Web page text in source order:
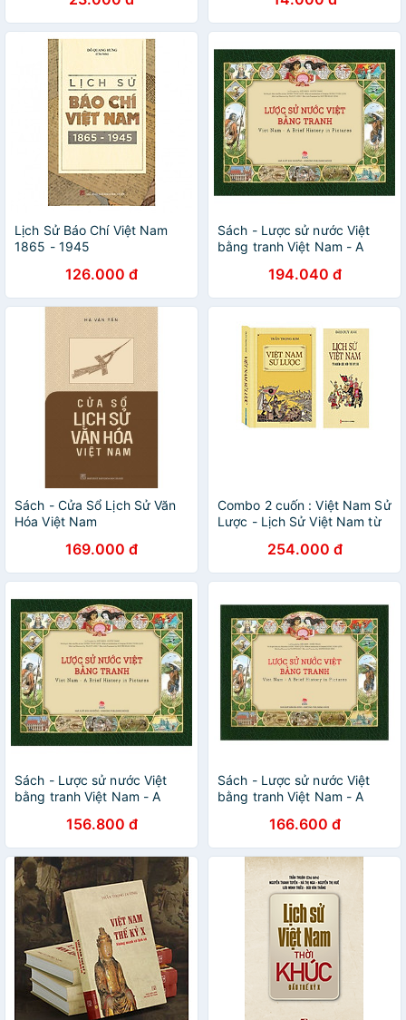
Lịch Sử Báo Chí Việt Nam
1865 - 1945
126.000 đ
Sách - Lược sử nước Việt
bằng tranh Việt Nam - A
KDLS10616194.040 đ
Sách - Cửa Sổ Lịch Sử Văn
Hóa Việt Nam
169.000 đ
Combo 2 cuốn : Việt Nam Sử
Lược - Lịch Sử Việt Nam từ
254.000 đ
Sách - Lược sử nước Việt
bằng tranh Việt Nam - A
Nxb Kim Đồng156.800 đ
Sách - Lược sử nước Việt
bằng tranh Việt Nam - A
Nxb Kim Đồng166.600 đ